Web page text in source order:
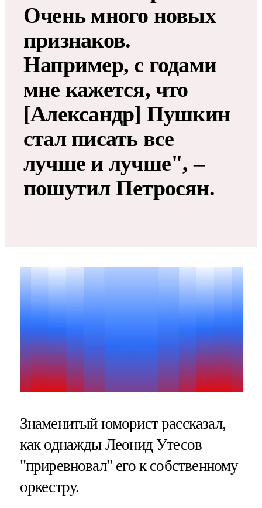
Очень много новых
признаков.
Например, с годами
мне кажется, что
[Александр] Пушкин
стал писать все
лучше и лучше", –
пошутил Петросян.
Знаменитый юморист рассказал,
как однажды Леонид Утесов
"приревновал" его к собственному
оркестру.